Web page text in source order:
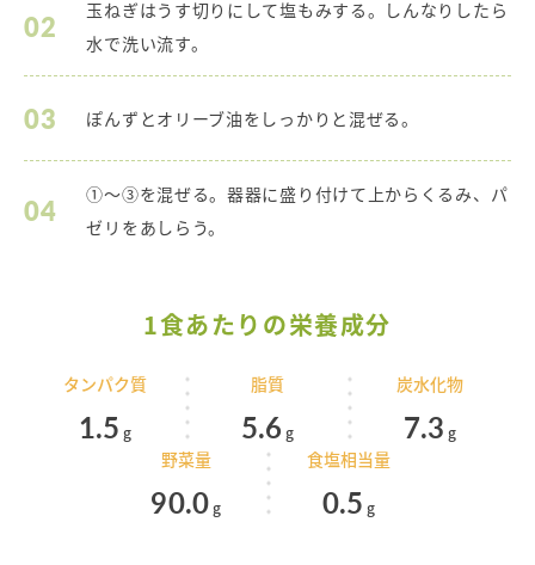
02
玉ねぎはうす切りにして塩もみする。しんなりしたら
水で洗い流す。
03 ぽんずとオリーブ油をしっかりと混ぜる。
04
①～③を混ぜる。器器に盛り付けて上からくるみ、パ
ゼリをあしらう。
1食あたりの栄養成分
タンパク質
1.5 g
脂質
5.6 g
炭水化物
7.3 g
野菜量
90.0 g
食塩相当量
0.5 g